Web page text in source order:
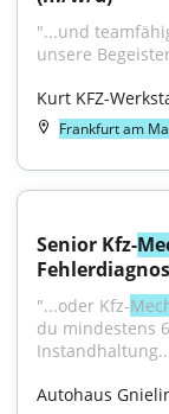
"...und
unsere
Kurt KFZ-
Frankfurt am
Senior Kfz-
"...oder Kfz-
du mindestens
Autohaus